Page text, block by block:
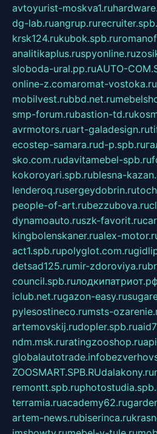
avtoyurist-moskva1.ru
dg-lab.ruangrup.ru
krsk124.rukubok.spb.ru
analitikaplus.ruspyonline.ru
sloboda-ural.pp.ruAUTO-
online-z.comaromat-vostoka.ru
mobilvest.rubbd.net.ru
smp-forum.rubastion-td.ru
avrmotors.ruart-galadesign.ru
ecostep-samara.rud-p.spb.ru
sko.com.rudavitamebel-spb.ru
kokoroyari.spb.rublesna-
lenderoq.rusergeydobrin.ru
people-of-art.rubezzubova.ru
dynamoauto.ruszk-favorit.ru
kingbolenskaner.rualex-
act1.spb.rupolyglot.com.ru
detsad125.rumir-zdoroviya.ru
council.spb.ruлодкипатриот.рф
iclub.net.rugazon-easy.ru
pylesostineco.rumsts-
artemovskij.rudopler.spb.ru
ndm.msk.ruratingzooshop.ru
globalautotrade.info
ZOOSMART.SPB.RUdalakony.ru
remontt.spb.ru
terramia.ruacademy62.ru
artem-news.rubiserinca.ru